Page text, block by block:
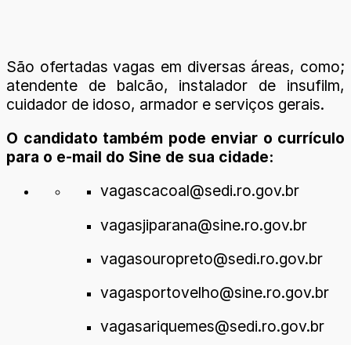
São ofertadas vagas em diversas áreas, como;
atendente de balcão, instalador de insufilm,
cuidador de idoso, armador e serviços gerais.
O candidato também pode enviar o currículo
para o e-mail do Sine de sua cidade:
vagascacoal@sedi.ro.gov.br
vagasjiparana@sine.ro.gov.br
vagasouropreto@sedi.ro.gov.br
vagasportovelho@sine.ro.gov.br
vagasariquemes@sedi.ro.gov.br